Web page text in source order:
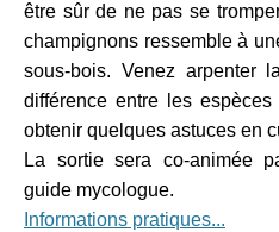
être sûr de ne pas se
champignons ressemble à
sous-bois. Venez arpenter
différence entre les
obtenir quelques astuces en
La sortie sera co-animée
guide mycologue.
Informations pratiques...